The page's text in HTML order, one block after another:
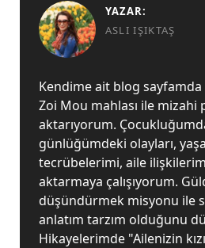
YAZAR:
ASLI IŞIKTAŞ
Kendime ait blog sayfamda
Zoi Mou mahlası ile mizahi
aktarıyorum.
günlüğümdeki olayları,
tecrübelerimi, aile
aktarmaya çalışıyorum.
düşündürmek misyonu ile
anlatım tarzım olduğunu
Hikayelerimde "Ailenizin